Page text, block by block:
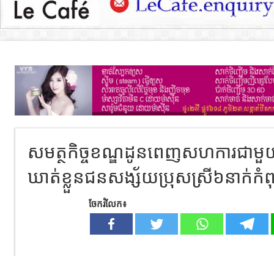
សមត្ថកិច្ចខណ្ឌដូនពេញសហការជាមួ
ឃាត់ខ្លួនជនសង្ស័យប្រុសស្រី៦នាក់កំពុ
ចែករំលែក៖